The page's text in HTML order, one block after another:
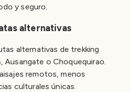
y seguro.
alternativas
alternativas de trekking
Ausangate o Choquequirao.
remotos, menos
culturales únicas.